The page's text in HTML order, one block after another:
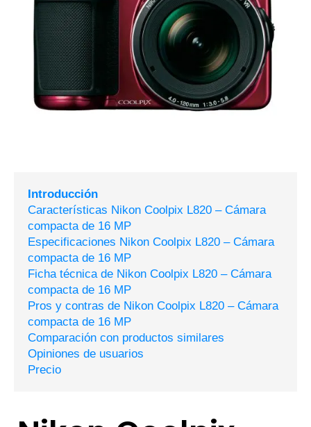
Introducción
Características Nikon Coolpix L820 – Cámara
compacta de 16 MP
Especificaciones Nikon Coolpix L820 – Cámara
compacta de 16 MP
Ficha técnica de Nikon Coolpix L820 – Cámara
compacta de 16 MP
Pros y contras de Nikon Coolpix L820 – Cámara
compacta de 16 MP
Comparación con productos similares
Opiniones de usuarios
Precio